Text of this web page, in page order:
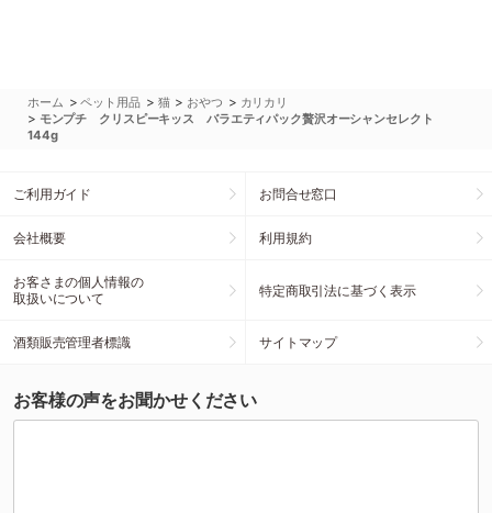
ホーム >ペット用品 > 猫 > おやつ > カリカリ
> モンプチ クリスピーキッス バラエティパック贅沢オーシャンセレクト
144g
ご利用ガイド お問合せ窓口
会社概要 利用規約
お客さまの個人情報の
取扱いについて
特定商取引法に基づく表示
酒類販売管理者標識 サイトマップ
お客様の声をお聞かせください